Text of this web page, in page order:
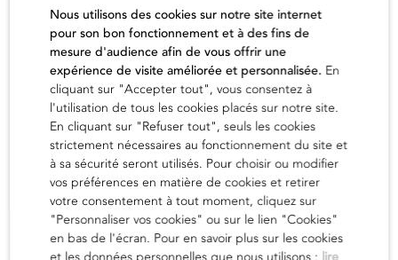
Ajouter au panier
L'artiste
en savoir
Nous utilisons des cookies sur notre site internet
pour son bon fonctionnement et à des fins de
mesure d'audience afin de vous offrir une
expérience de visite améliorée et personnalisée. En
cliquant sur "Accepter tout", vous consentez à
l'utilisation de tous les cookies placés sur notre site.
En cliquant sur "Refuser tout", seuls les cookies
strictement nécessaires au fonctionnement du site et
à sa sécurité seront utilisés. Pour choisir ou modifier
vos préférences en matière de cookies et retirer
votre consentement à tout moment, cliquez sur
"Personnaliser vos cookies" ou sur le lien "Cookies"
en bas de l'écran. Pour en savoir plus sur les cookies